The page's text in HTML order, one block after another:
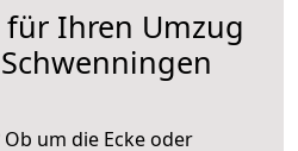
für Ihren Umzug
um die Ecke oder